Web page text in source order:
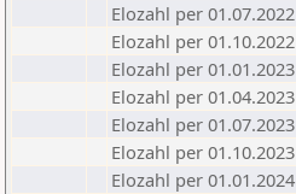
Elozahl per 01.07.2022
Elozahl per 01.10.2022
Elozahl per 01.01.2023
Elozahl per 01.04.2023
Elozahl per 01.07.2023
Elozahl per 01.10.2023
Elozahl per 01.01.2024